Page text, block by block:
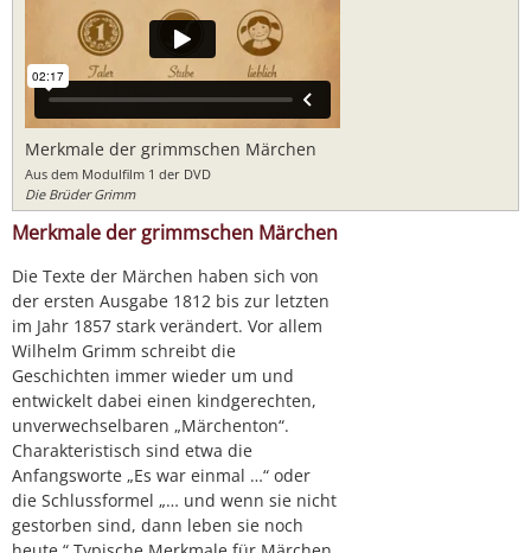
Merkmale der grimmschen Märchen
Aus dem Modulfilm 1 der DVD
Die Brüder Grimm
Merkmale der grimmschen Märchen
Die Texte der Märchen haben sich von
der ersten Ausgabe 1812 bis zur letzten
im Jahr 1857 stark verändert. Vor allem
Wilhelm Grimm schreibt die
Geschichten immer wieder um und
entwickelt dabei einen kindgerechten,
unverwechselbaren „Märchenton“.
Charakteristisch sind etwa die
Anfangsworte „Es war einmal …“ oder
die Schlussformel „… und wenn sie nicht
gestorben sind, dann leben sie noch